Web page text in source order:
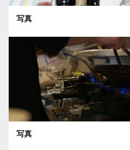
写真
写真